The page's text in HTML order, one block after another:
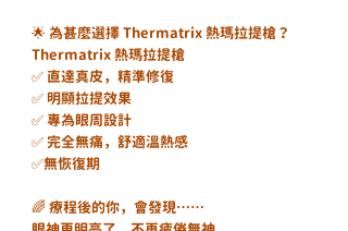
🌟 為甚麼選擇 Thermatrix 熱瑪拉提槍？
Thermatrix 熱瑪拉提槍
✅ 直達真皮，精準修復
✅ 明顯拉提效果
✅ 專為眼周設計
✅ 完全無痛，舒適溫熱感
✅無恢復期
🌈 療程後的你，會發現……